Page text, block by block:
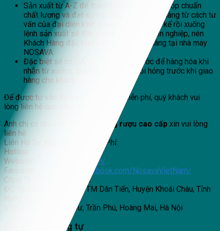
Sản xuất từ A-Z để thành phẩm một chiếc hộp chuẩn
chất lượng và đạt sự hài lòng của Khách Hàng từ cách tư
vấn của đại diện kinh doanh đến lên thiết kế rồi xuống
lệnh sản xuất sẽ đều chuẩn chỉ và chuyên nghiệp, nên
Khách Hàng đặc biệt yên tâm khi đặt hàng tại nhà máy
NOSAVA.
Đặc biệt sẽ có QA, QC tất cả các bước để hàng hóa khi
nhận từ xưởng, loại bỏ sản phẩm lỗi hỏng trước khi giao
hàng cho khách.
Để được tư vấn thiết kế và báo giá miễn phí, quý khách vui
lòng liên hệ qua các hình thức sau:
Anh chị có nhu cầu làm
hộp đựng rượu cao cấp xin vui lòng
liên hệ
Liên Hệ Tư Vấn Báo Giá Miễn Phí:
Hotline:
Website:
https://nosava.com/
Fanpage:
https://www.facebook.com/NosavaVietNam/
Công Ty Cổ Phần Nosava
ĐC: Nhà máy SX: Khu TTTM Dân Tiến, Huyện Khoái Châu, Tỉnh
VPGD: Số 357 Nam Dư, Trần Phú, Hoàng Mai, Hà Nội
Sản phẩm tương tự